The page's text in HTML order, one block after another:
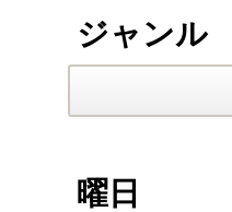
ジャンル
曜日